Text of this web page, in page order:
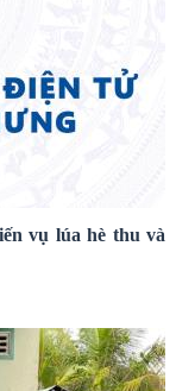
vụ lúa hè thu và